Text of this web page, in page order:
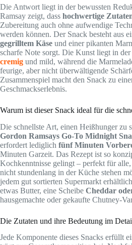
Die Antwort liegt in der bewussten
Ramsay zeigt, dass hochwertige
Zubereitung auch ohne aufwendige
werden können. Der Snack besteht aus
gegrilltem Käse und einer pikanten
scharfe Note sorgt. Die Kunst liegt in
cremig und mild, während die
feurige, aber nicht überwältigende
Zusammenspiel macht den Snack zu
Geschmackserlebnis.
Warum ist dieser Snack ideal für die
Die schnellste Art, einen Heißhunger zu
Gordon Ramsays Go-To Midnight
erfordert lediglich fünf Minuten
Minuten Garzeit. Das Rezept ist so
Kochkenntnisse gelingt – perfekt für
nicht stundenlang in der Küche stehen
jedem gut sortierten Supermarkt
etwas Butter, eine Scheibe Cheddar
hausgemachte oder gekaufte Chutney-
Die Zutaten und ihre Bedeutung im
Jede Komponente dieses Snacks erfüllt